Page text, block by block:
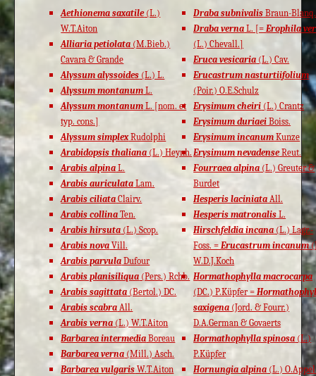
Aethionema saxatile(L.)
W.T.Aiton
Alliaria petiolata (M.Bieb.)
Cavara & Grande
Alyssum alyssoides (L.) L.
Alyssum montanum L.
Alyssum montanum L. [nom. et
typ. cons.]
Alyssum simplexRudolphi
Arabidopsis thaliana (L.) Heynh.
Arabis alpina L.
Arabis auriculata Lam.
Arabis ciliata Clairv.
Arabis collina Ten.
Arabis hirsuta (L.) Scop.
Arabis nova Vill.
Arabis parvula Dufour
Arabis planisiliqua (Pers.) Rchb.
Arabis sagittata (Bertol.) DC.
Arabis scabra All.
Arabis verna (L.) W.T.Aiton
Barbarea intermedia Boreau
Barbarea verna (Mill.) Asch.
Barbarea vulgaris W.T.Aiton
Draba subnivalis Braun-Blanq.
Draba verna L. [=Erophila
(L.) Chevall.]
Eruca vesicaria (L.) Cav.
Erucastrum nasturtiifolium
(Poir.) O.E.Schulz
Erysimum cheiri (L.) Crantz
Erysimum duriaei Boiss.
Erysimum incanum Kunze
Erysimum nevadenseReut.
Fourraea alpina (L.) Greuter &
Burdet
Hesperis laciniata All.
Hesperis matronalis L.
Hirschfeldia incana (L.) Lagr.-
Foss. =Erucastrum incanum
W.D.J.Koch
Hormathophylla macrocarpa
(DC.) P.Küpfer =
saxigena (Jord. & Fourr.)
D.A.German & Govaerts
Hormathophylla spinosa (L.)
P.Küpfer
Hornungia alpina (L.)